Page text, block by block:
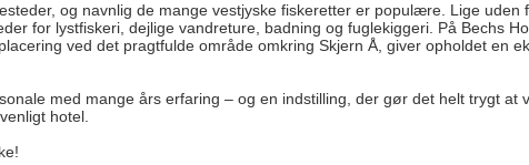
og navnlig de mange vestjyske fiskeretter er populære. Lige uden
for lystfiskeri, dejlige vandreture, badning og fuglekiggeri. På Bechs
ved det pragtfulde område omkring Skjern Å, giver opholdet en
med mange års erfaring – og en indstilling, der gør det helt trygt at
hotel.